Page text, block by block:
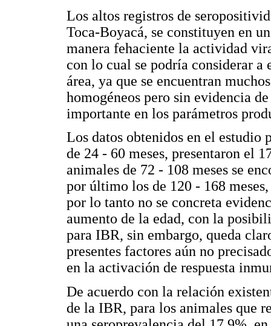
Los altos registros de
Toca-Boyacá, se constituyen en
manera fehaciente la actividad
con lo cual se podría considerar a
área, ya que se encuentran
homogéneos pero sin evidencia
importante en los parámetros
Los datos obtenidos en el estudio
de 24 - 60 meses, presentaron el
animales de 72 - 108 meses se
por último los de 120 - 168
por lo tanto no se concreta
aumento de la edad, con la
para IBR, sin embargo, queda
presentes factores aún no
en la activación de respuesta
De acuerdo con la relación
de la IBR, para los animales que